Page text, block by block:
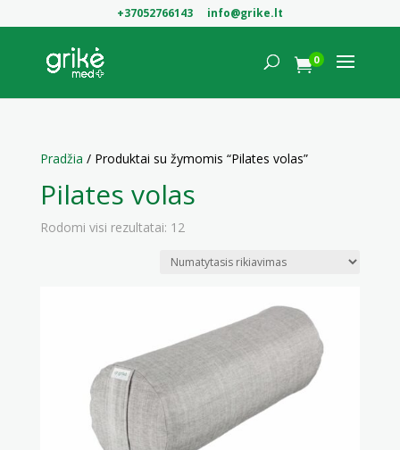
+37052766143 info@grike.lt
0
Pradžia / Produktai su žymomis “Pilates volas”
Pilates volas
Rodomi visi rezultatai: 12